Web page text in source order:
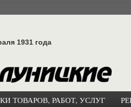
1931 года
ТОВАРОВ, РАБОТ, УСЛУГ